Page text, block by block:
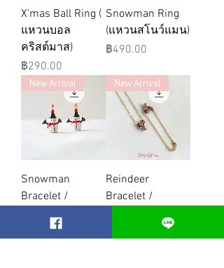
X'mas Ball Ring (
แหวนบอล
คริสต์มาส)
ราคา
฿290.00
Snowman Ring
(แหวนสโนว์แมน)
ราคา
฿490.00
New Arrival
Snowman
Bracelet /
Necklace (สร้อย
คอ/ข้อมือสโนว์
New Arrival
Reindeer
Bracelet /
Necklace (สร้อย
คอ/ข้อมือกวาง